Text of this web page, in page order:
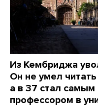
Из Кембриджа
Он не умел читать
а в 37 стал
профессором в